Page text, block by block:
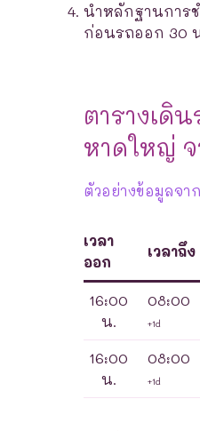
นำหลักฐานการช
ก่อนรถออก 30
ตารางเดิ
หาดใหญ่
ตัวอย่างข้อมูลจา
เวลา
ออก
เวลาถึง
16:00
น.
08:00
+1d
16:00
น.
08:00
+1d